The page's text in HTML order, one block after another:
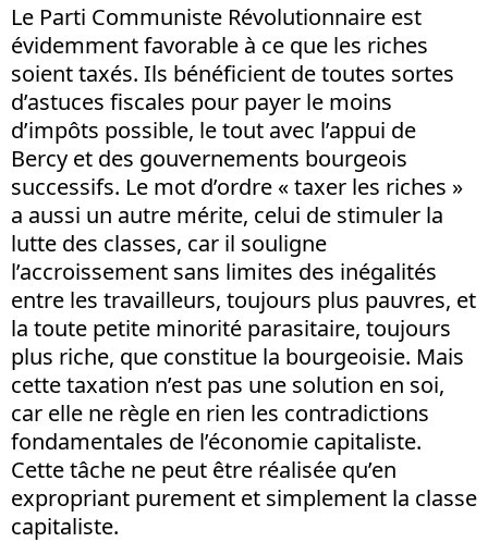
Le Parti Communiste Révolutionnaire est
évidemment favorable à ce que les riches
soient taxés. Ils bénéficient de toutes sortes
d’astuces fiscales pour payer le moins
d’impôts possible, le tout avec l’appui de
Bercy et des gouvernements bourgeois
successifs. Le mot d’ordre « taxer les riches »
a aussi un autre mérite, celui de stimuler la
lutte des classes, car il souligne
l’accroissement sans limites des inégalités
entre les travailleurs, toujours plus pauvres, et
la toute petite minorité parasitaire, toujours
plus riche, que constitue la bourgeoisie. Mais
cette taxation n’est pas une solution en soi,
car elle ne règle en rien les contradictions
fondamentales de l’économie capitaliste.
Cette tâche ne peut être réalisée qu’en
expropriant purement et simplement la classe
capitaliste.